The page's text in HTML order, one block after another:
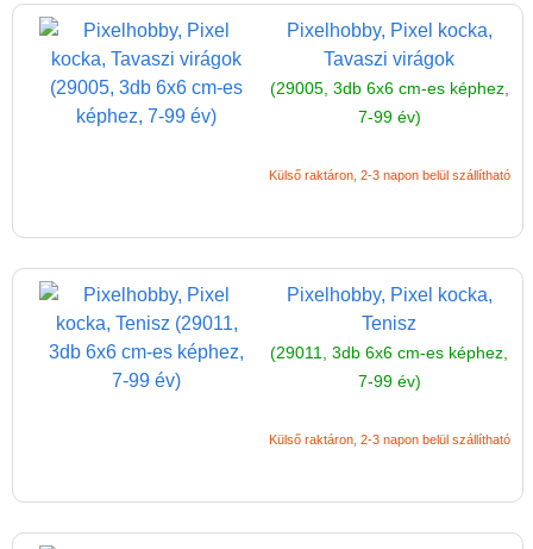
Pixelhobby, Pixel kocka,
Tavaszi virágok
(29005, 3db 6x6 cm-es képhez,
7-99 év)
Külső raktáron, 2-3 napon belül szállítható
Pixelhobby, Pixel kocka,
Tenisz
(29011, 3db 6x6 cm-es képhez,
7-99 év)
Külső raktáron, 2-3 napon belül szállítható
ÁSZF
Szállítási költség 1490 Ft-tól,
de akár INGYEN!
1-3 munkanapos kiszállítás
5%-os törzsvásárlói
Miért vásárolj nálunk?
Játék rendelés - Az internetes
vásárlás előnyei
Reklamáció és Elállás